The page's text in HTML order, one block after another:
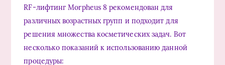
RF-лифтинг Morpheus 8 рекомендован для
различных возрастных групп и подходит для
решения множества косметических задач. Вот
несколько показаний к использованию данной
процедуры: